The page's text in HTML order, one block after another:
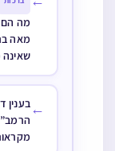
מה הם
מאה
שאינה
←בענין